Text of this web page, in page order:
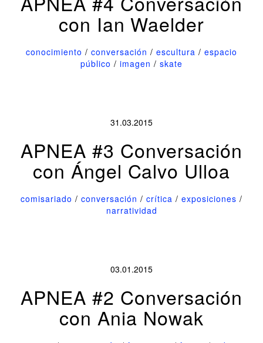
con Ian Waelder
conocimiento / conversación / escultura / espacio
público / imagen / skate
31.03.2015
APNEA #3 Conversación
con Ángel Calvo Ulloa
comisariado / conversación / crítica / exposiciones /
narratividad
03.01.2015
APNEA #2 Conversación
con Ania Nowak